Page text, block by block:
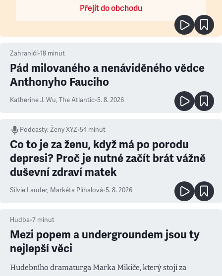
Přejít do obchodu
Zahraničí•18 minut
Pád milovaného a nenáviděného vědce
Anthonyho Fauciho
Katherine J. Wu, The Atlantic•5. 8. 2026
Podcasty:Ženy XYZ•54 minut
Co to je za ženu, když má po porodu
depresi? Proč je nutné začít brát vážně
duševní zdraví matek
Silvie Lauder, Markéta Plíhalová•5. 8. 2026
Hudba•7 minut
Mezi popem a undergroundem jsou ty
nejlepší věci
Hudebního dramaturga Marka Mikiče, který stojí za